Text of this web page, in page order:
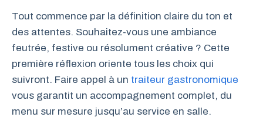
Tout commence par la définition claire du ton et
des attentes. Souhaitez-vous une ambiance
feutrée, festive ou résolument créative ? Cette
première réflexion oriente tous les choix qui
suivront. Faire appel à un traiteur gastronomique
vous garantit un accompagnement complet, du
menu sur mesure jusqu’au service en salle.